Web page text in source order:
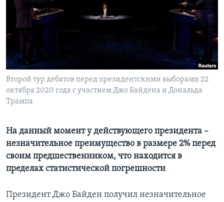
Learning English
Языки
Второй тур дебатов перед президентскими выборами 22
октября 2020 года с участием Джо Байдена и Дональда
Трампа
На данный момент у действующего президента –
незначительное преимущество в размере 2% перед
своим предшественником, что находится в
пределах статистической погрешности
Президент Джо Байден получил незначительное